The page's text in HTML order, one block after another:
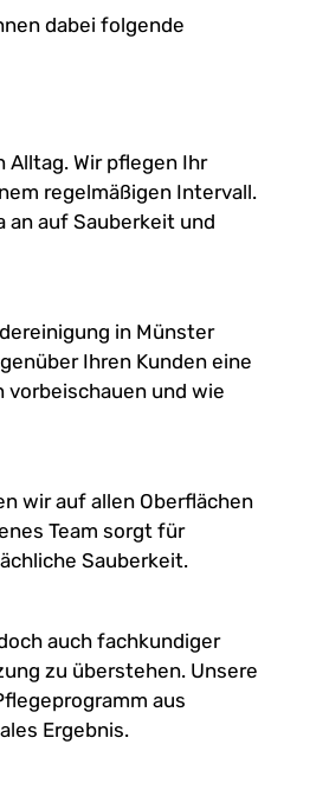
dabei folgende
Wir pflegen Ihr
regelmäßigen Intervall.
an auf Sauberkeit und
in Münster
Ihren Kunden eine
vorbeischauen und wie
wir auf allen Oberflächen
Team sorgt für
Sauberkeit.
auch fachkundiger
zu überstehen. Unsere
aus
Ergebnis.